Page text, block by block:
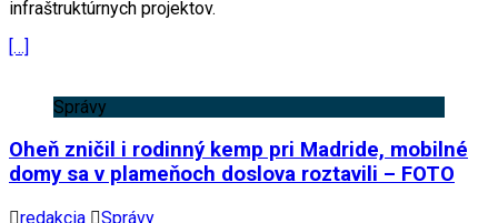
infraštruktúrnych projektov.
[…]
Správy
Oheň zničil i rodinný kemp pri Madride, mobilné
domy sa v plameňoch doslova roztavili – FOTO
redakcia
Správy